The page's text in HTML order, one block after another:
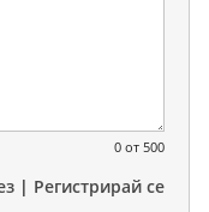
0 от 500
| Регистрирай се